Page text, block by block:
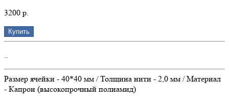
3200 р.
Купить
..
Размер ячейки - 40*40 мм / Толщина нити - 2,0 мм / Материал
- Капрон (высокопрочный полиамид)